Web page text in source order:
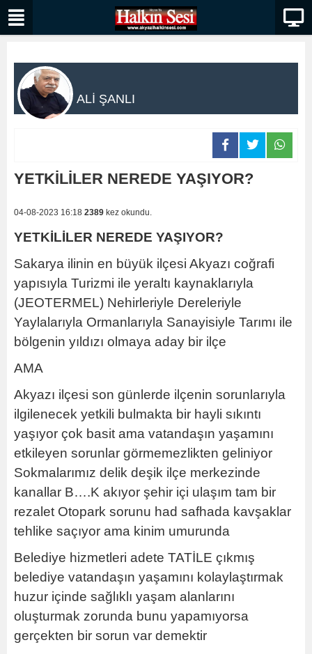
ALİ ŞANLI
YETKİLİLER NEREDE YAŞIYOR?
04-08-2023 16:18 2389 kez okundu.
YETKİLİLER NEREDE YAŞIYOR?
Sakarya ilinin en büyük ilçesi Akyazı coğrafi
yapısıyla Turizmi ile yeraltı kaynaklarıyla
(JEOTERMEL) Nehirleriyle Dereleriyle
Yaylalarıyla Ormanlarıyla Sanayisiyle Tarımı ile
bölgenin yıldızı olmaya aday bir ilçe
AMA
Akyazı ilçesi son günlerde ilçenin sorunlarıyla
ilgilenecek yetkili bulmakta bir hayli sıkıntı
yaşıyor çok basit ama vatandaşın yaşamını
etkileyen sorunlar görmemezlikten geliniyor
Sokmalarımız delik deşik ilçe merkezinde
kanallar B….K akıyor şehir içi ulaşım tam bir
rezalet Otopark sorunu had safhada kavşaklar
tehlike saçıyor ama kinim umurunda
Belediye hizmetleri adete TATİLE çıkmış
belediye vatandaşın yaşamını kolaylaştırmak
huzur içinde sağlıklı yaşam alanlarını
oluşturmak zorunda bunu yapamıyorsa
gerçekten bir sorun var demektir